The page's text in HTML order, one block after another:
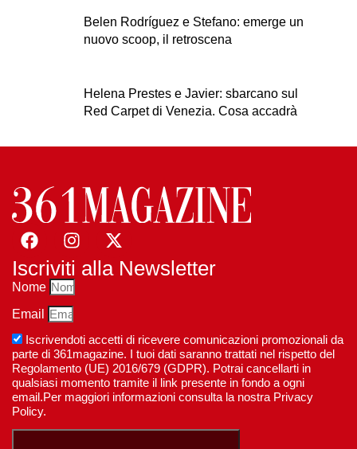
Belen Rodríguez e Stefano: emerge un
nuovo scoop, il retroscena
Helena Prestes e Javier: sbarcano sul
Red Carpet di Venezia. Cosa accadrà
Iscriviti alla Newsletter
Nome
Email
Iscrivendoti accetti di ricevere comunicazioni promozionali da
parte di 361magazine. I tuoi dati saranno trattati nel rispetto del
Regolamento (UE) 2016/679 (GDPR). Potrai cancellarti in
qualsiasi momento tramite il link presente in fondo a ogni
email.Per maggiori informazioni consulta la nostra Privacy
Policy.